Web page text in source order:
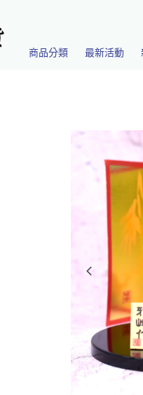
商品分類 最新活動